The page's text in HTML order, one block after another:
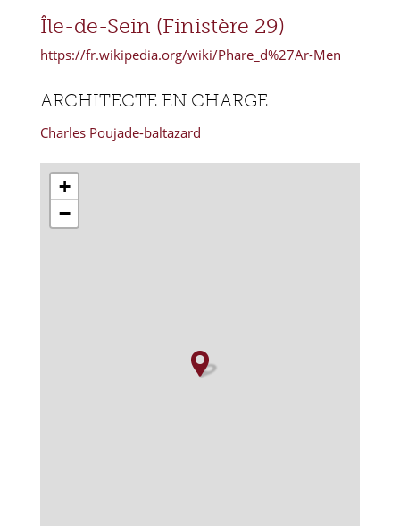
Île-de-Sein (Finistère 29)
https://fr.wikipedia.org/wiki/Phare_d%27Ar-Men
ARCHITECTE EN CHARGE
Charles Poujade-baltazard
+
−